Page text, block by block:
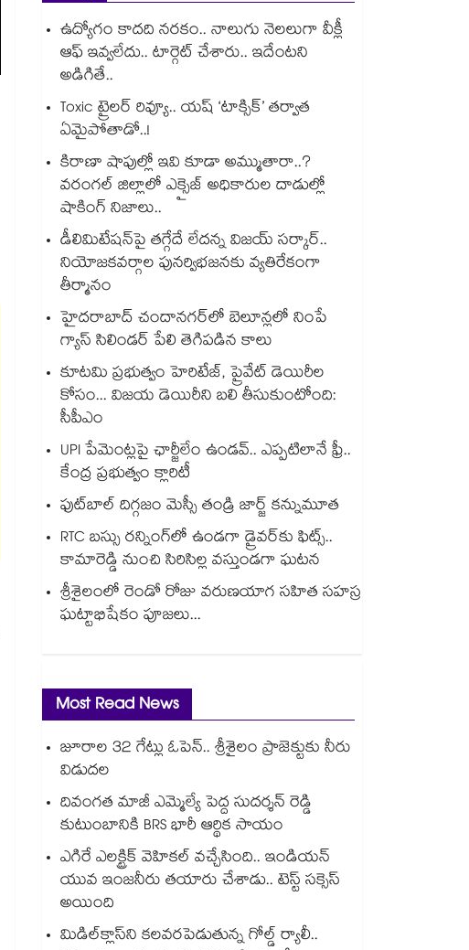
ఉద్యోగం కాదది నరకం.. నాలుగు నెలలుగా వీక్లీ
ఆఫ్ ఇవ్వలేదు.. టార్గెట్ చేశారు.. ఇదేంటని
అడిగితే..
Toxic ట్రైలర్ రివ్యూ.. యష్ ‘టాక్సిక్’ తర్వాత
ఏమైపోతాడో..!
కిరాణా షాపుల్లో ఇవి కూడా అమ్ముతారా..?
వరంగల్ జిల్లాలో ఎక్సైజ్ అధికారుల దాడుల్లో
షాకింగ్ నిజాలు..
డీలిమిటేషన్‎పై తగ్గేదే లేదన్న విజయ్ సర్కార్..
నియోజకవర్గాల పునర్విభజనకు వ్యతిరేకంగా
తీర్మానం
హైదరాబాద్⁪ చందానగర్⁫లో బెలూన్లలో నింపే
గ్యాస్ సిలిండర్ పేలి తెగిపడిన కాలు
కూటమి ప్రభుత్వం హెరిటేజ్, ప్రైవేట్ డెయిరీల
కోసం... విజయ డెయిరీని బలి తీసుకుంటోంది:
సీపీఎం
UPI పేమెంట్లపై ఛార్జీలేం ఉండవ్.. ఎప్పటిలానే ఫ్రీ..
కేంద్ర ప్రభుత్వం క్లారిటీ
ఫుట్‎బాల్ దిగ్గజం మెస్సీ తండ్రి జార్జ్ కన్నుమూత
RTC బస్సు రన్నింగ్⁫లో ఉండగా డ్రైవర్‌కు ఫిట్స్..
కామారెడ్డి నుంచి సిరిసిల్ల వస్తుండగా ఘటన
శ్రీశైలంలో రెండో రోజు వరుణయాగ సహిత సహస్ర
ఘట్టాభిషేకం పూజలు...
Most Read News
జూరాల 32 గేట్లు ఓపెన్.. శ్రీశైలం ప్రాజెక్టుకు నీరు
విడుదల
దివంగత మాజీ ఎమ్మెల్యే పెద్ద సుదర్శన్ రెడ్డి
కుటుంబానికి BRS భారీ ఆర్థిక సాయం
ఎగిరే ఎలక్ట్రిక్ వెహికల్ వచ్చేసింది.. ఇండియన్
యువ ఇంజనీరు తయారు చేశాడు.. టెస్ట్ సక్సెస్
అయింది
మిడిల్‌క్లాస్‌ని కలవరపెడుతున్న గోల్డ్ ర్యాలీ..